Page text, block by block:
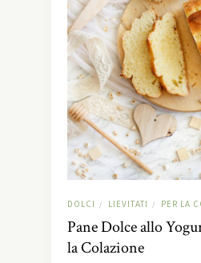
DOLCI / LIEVITATI / PER LA
Pane Dolce allo
la Colazione